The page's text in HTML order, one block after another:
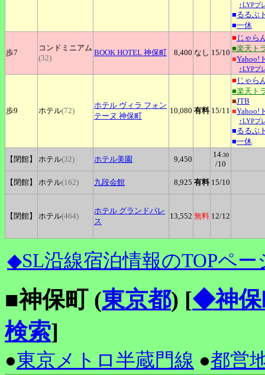
↑LYPプ
■るるぶ
■一休
歩7
コンドミニアム
(32)
BOOK HOTEL 神保町 8,400 なし 15/10
■ じゃら
■楽天ト
■Yahoo!
↑LYPプ
歩9 ホテル(72)
ホテル ヴィラ フォン
テーヌ 神保町
10,080 有料 15/11
■ じゃら
■楽天ト
■JTB
■Yahoo!
↑LYPプ
■るるぶ
■一休
【閉館】
ホテル(32) ホテル美園 9,450
14:30
/10
【閉館】 ホテル(162) 九段会館 8,925 有料 15/10
【閉館】 ホテル(464)
ホテル グランドパレ
ス
13,552 無料 12/12
◆SL沿線宿泊情報のTOPペー
■神保町 (東京都) [◆神保
検索]
●東京メトロ半蔵門線 ●都営